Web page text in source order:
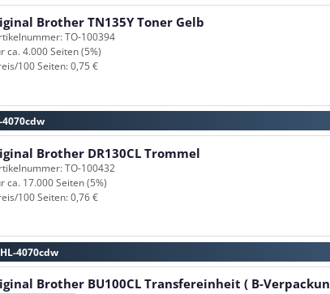
Brother TN135Y Toner Gelb
TO-100394
ca. 4.000 Seiten (5%)
100 Seiten: 0,75 €
Brother DR130CL Trommel
TO-100432
ca. 17.000 Seiten (5%)
100 Seiten: 0,76 €
4070cdw
Brother BU100CL Transfereinheit ( B-